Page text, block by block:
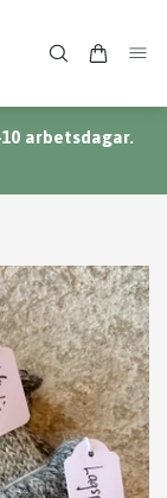
arbetsdagar.